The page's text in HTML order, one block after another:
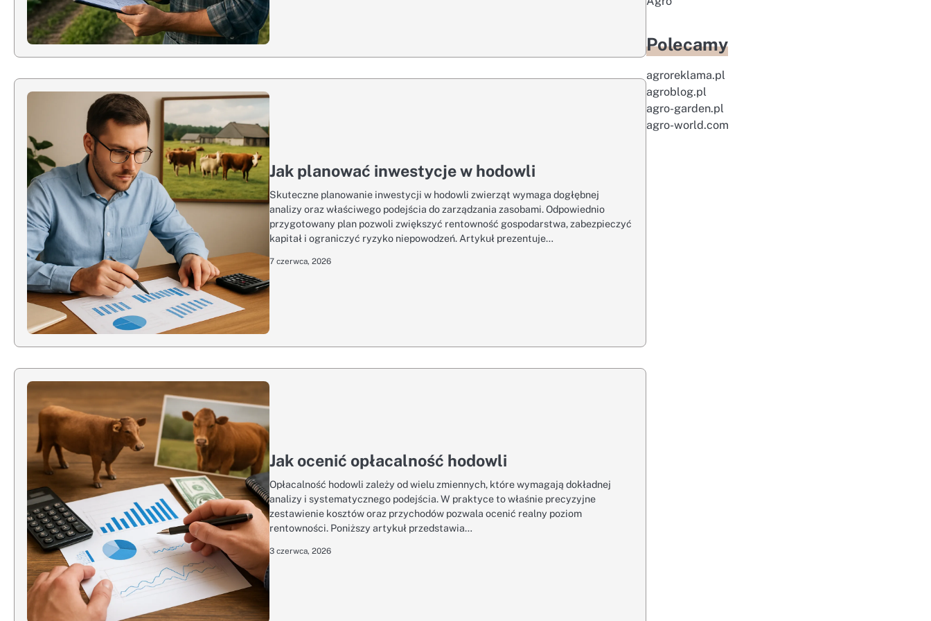
Jak planować inwestycje w hodowli
Skuteczne planowanie inwestycji w hodowli zwierząt wymaga dogłębnej
analizy oraz właściwego podejścia do zarządzania zasobami. Odpowiednio
przygotowany plan pozwoli zwiększyć rentowność gospodarstwa, zabezpieczyć
kapitał i ograniczyć ryzyko niepowodzeń. Artykuł prezentuje…
7 czerwca, 2026
Jak ocenić opłacalność hodowli
Opłacalność hodowli zależy od wielu zmiennych, które wymagają dokładnej
analizy i systematycznego podejścia. W praktyce to właśnie precyzyjne
zestawienie kosztów oraz przychodów pozwala ocenić realny poziom
rentowności. Poniższy artykuł przedstawia…
3 czerwca, 2026
Polecamy
agroreklama.pl
agroblog.pl
agro-garden.pl
agro-world.com